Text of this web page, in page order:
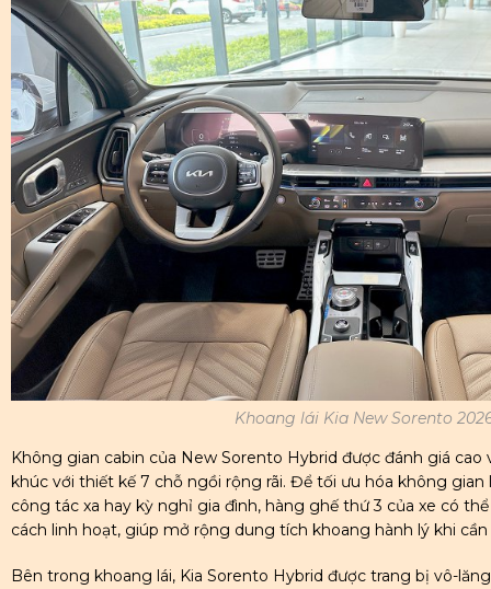
Khoang lái Kia New Sorento
Không gian cabin của New Sorento Hybrid được đánh giá
khúc với thiết kế 7 chỗ ngồi rộng rãi. Để tối ưu hóa không
công tác xa hay kỳ nghỉ gia đình, hàng ghế thứ 3 của xe có
cách linh hoạt, giúp mở rộng dung tích khoang hành lý khi
Bên trong khoang lái, Kia Sorento Hybrid được trang bị vô-